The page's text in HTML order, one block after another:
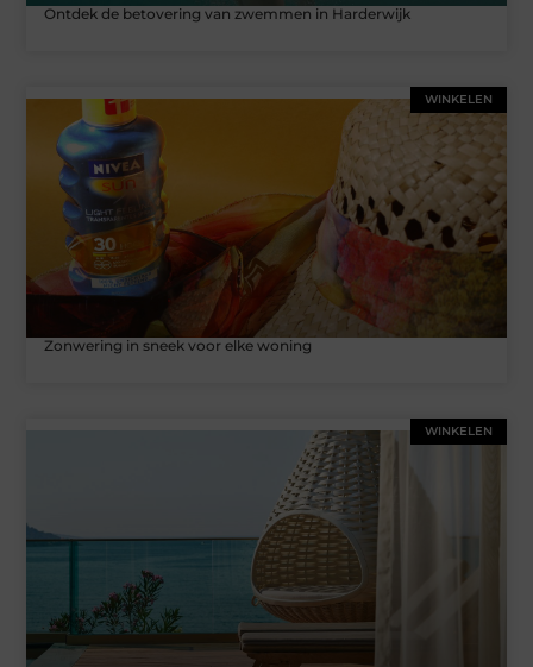
Ontdek de betovering van zwemmen in Harderwijk
WINKELEN
Zonwering in sneek voor elke woning
WINKELEN